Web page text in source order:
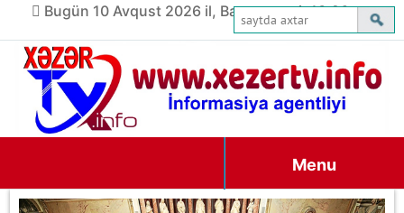
Bugün 10 Avqust 2026 il, Bazar ertəsi, 13:26
Menu